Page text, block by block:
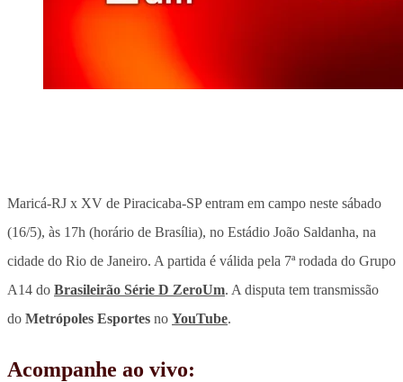
Maricá-RJ x XV de Piracicaba-SP entram em campo neste sábado
(16/5), às 17h (horário de Brasília), no Estádio João Saldanha, na
cidade do Rio de Janeiro. A partida é válida pela 7ª rodada do Grupo
A14 do Brasileirão Série D ZeroUm. A disputa tem transmissão
do Metrópoles Esportes no YouTube.
Acompanhe ao vivo: